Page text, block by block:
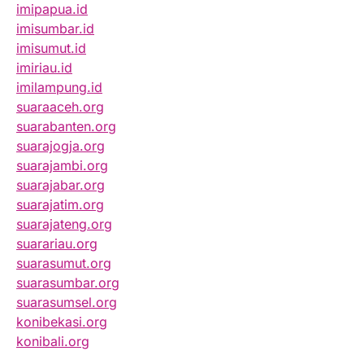
imipapua.id
imisumbar.id
imisumut.id
imiriau.id
imilampung.id
suaraaceh.org
suarabanten.org
suarajogja.org
suarajambi.org
suarajabar.org
suarajatim.org
suarajateng.org
suarariau.org
suarasumut.org
suarasumbar.org
suarasumsel.org
konibekasi.org
konibali.org